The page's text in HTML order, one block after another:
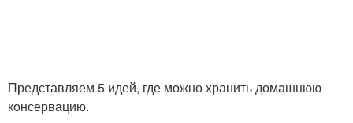
Представляем 5 идей, где можно хранить домашнюю
консервацию.